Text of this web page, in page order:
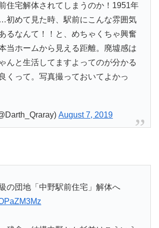
住宅解体されてしまうのか！1951年
初めて見た時、駅前にこんな雰囲気
るなんて！！と、めちゃくちゃ興奮
当ホームから見える距離。廃墟感は
んと生活してますよってのが分かる
くって。写真撮っておいてよかっ
August 7, 2019
の団地「中野駅前住宅」解体へ